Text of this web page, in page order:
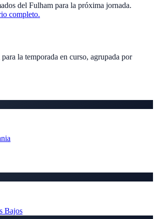
del Fulham para la próxima jornada.
completo.
para la temporada en curso, agrupada por
Bajos